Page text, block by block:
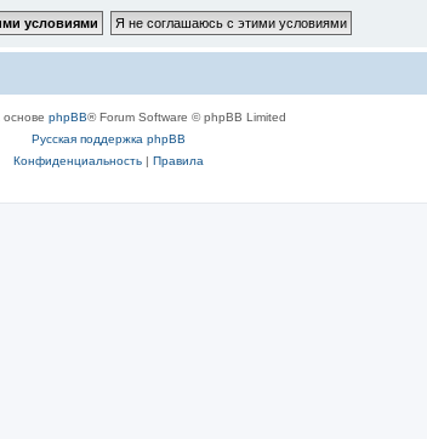
phpBB® Forum Software © phpBB Limited
Русская поддержка phpBB
Конфиденциальность| Правила